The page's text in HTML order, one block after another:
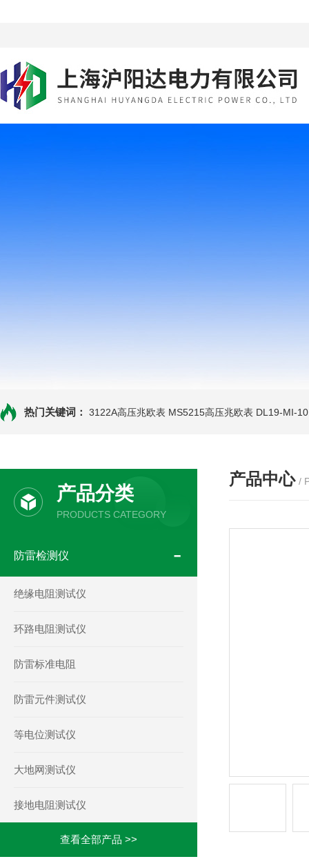
热门关键词： 3122A高压兆欧表 MS5215高压兆欧表 DL19-MI-
产品分类
PRODUCTS CATEGORY
防雷检测仪
绝缘电阻测试仪
环路电阻测试仪
防雷标准电阻
防雷元件测试仪
等电位测试仪
大地网测试仪
接地电阻测试仪
查看全部产品 >>
产品中心 /